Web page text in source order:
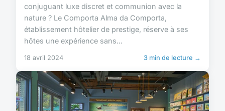
conjuguant luxe discret et communion avec la
nature ? Le Comporta Alma da Comporta,
établissement hôtelier de prestige, réserve à ses
hôtes une expérience sans...
18 avril 2024 3 min de lecture →